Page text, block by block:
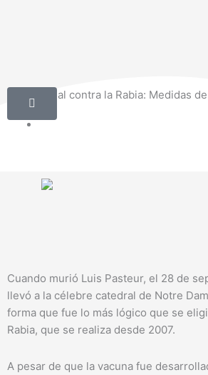
Día Mundial contra la Rabia: Medidas
Cuando murió Luis Pasteur, el 28 de
llevó a la célebre catedral de Notre
forma que fue lo más lógico que se
Rabia, que se realiza desde 2007.
A pesar de que la vacuna fue